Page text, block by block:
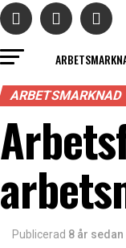
ARBETSMARKNAD
Publicerad 8 år sedan